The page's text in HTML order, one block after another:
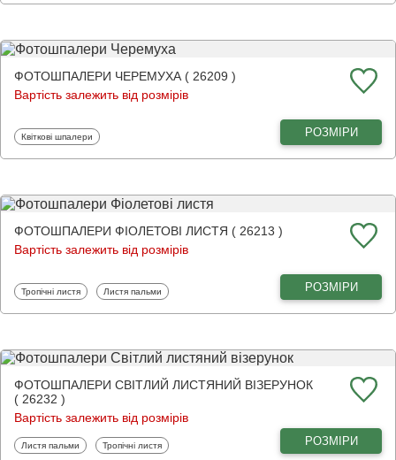
ФОТОШПАЛЕРИ ЧЕРЕМУХА ( 26209 )
Вартість залежить від розмірів
Фотошпалери
Квіткові шпалери РОЗМІРИ
ФОТОШПАЛЕРИ ФІОЛЕТОВІ ЛИСТЯ ( 26213 )
Вартість залежить від розмірів
Фотошпалери
Тропічні листя Фотошпалери
Листя пальми РОЗМІРИ
ФОТОШПАЛЕРИ СВІТЛИЙ ЛИСТЯНИЙ ВІЗЕРУНОК
( 26232 )
Вартість залежить від розмірів
Фотошпалери
Листя пальми Фотошпалери
Тропічні листя РОЗМІРИ